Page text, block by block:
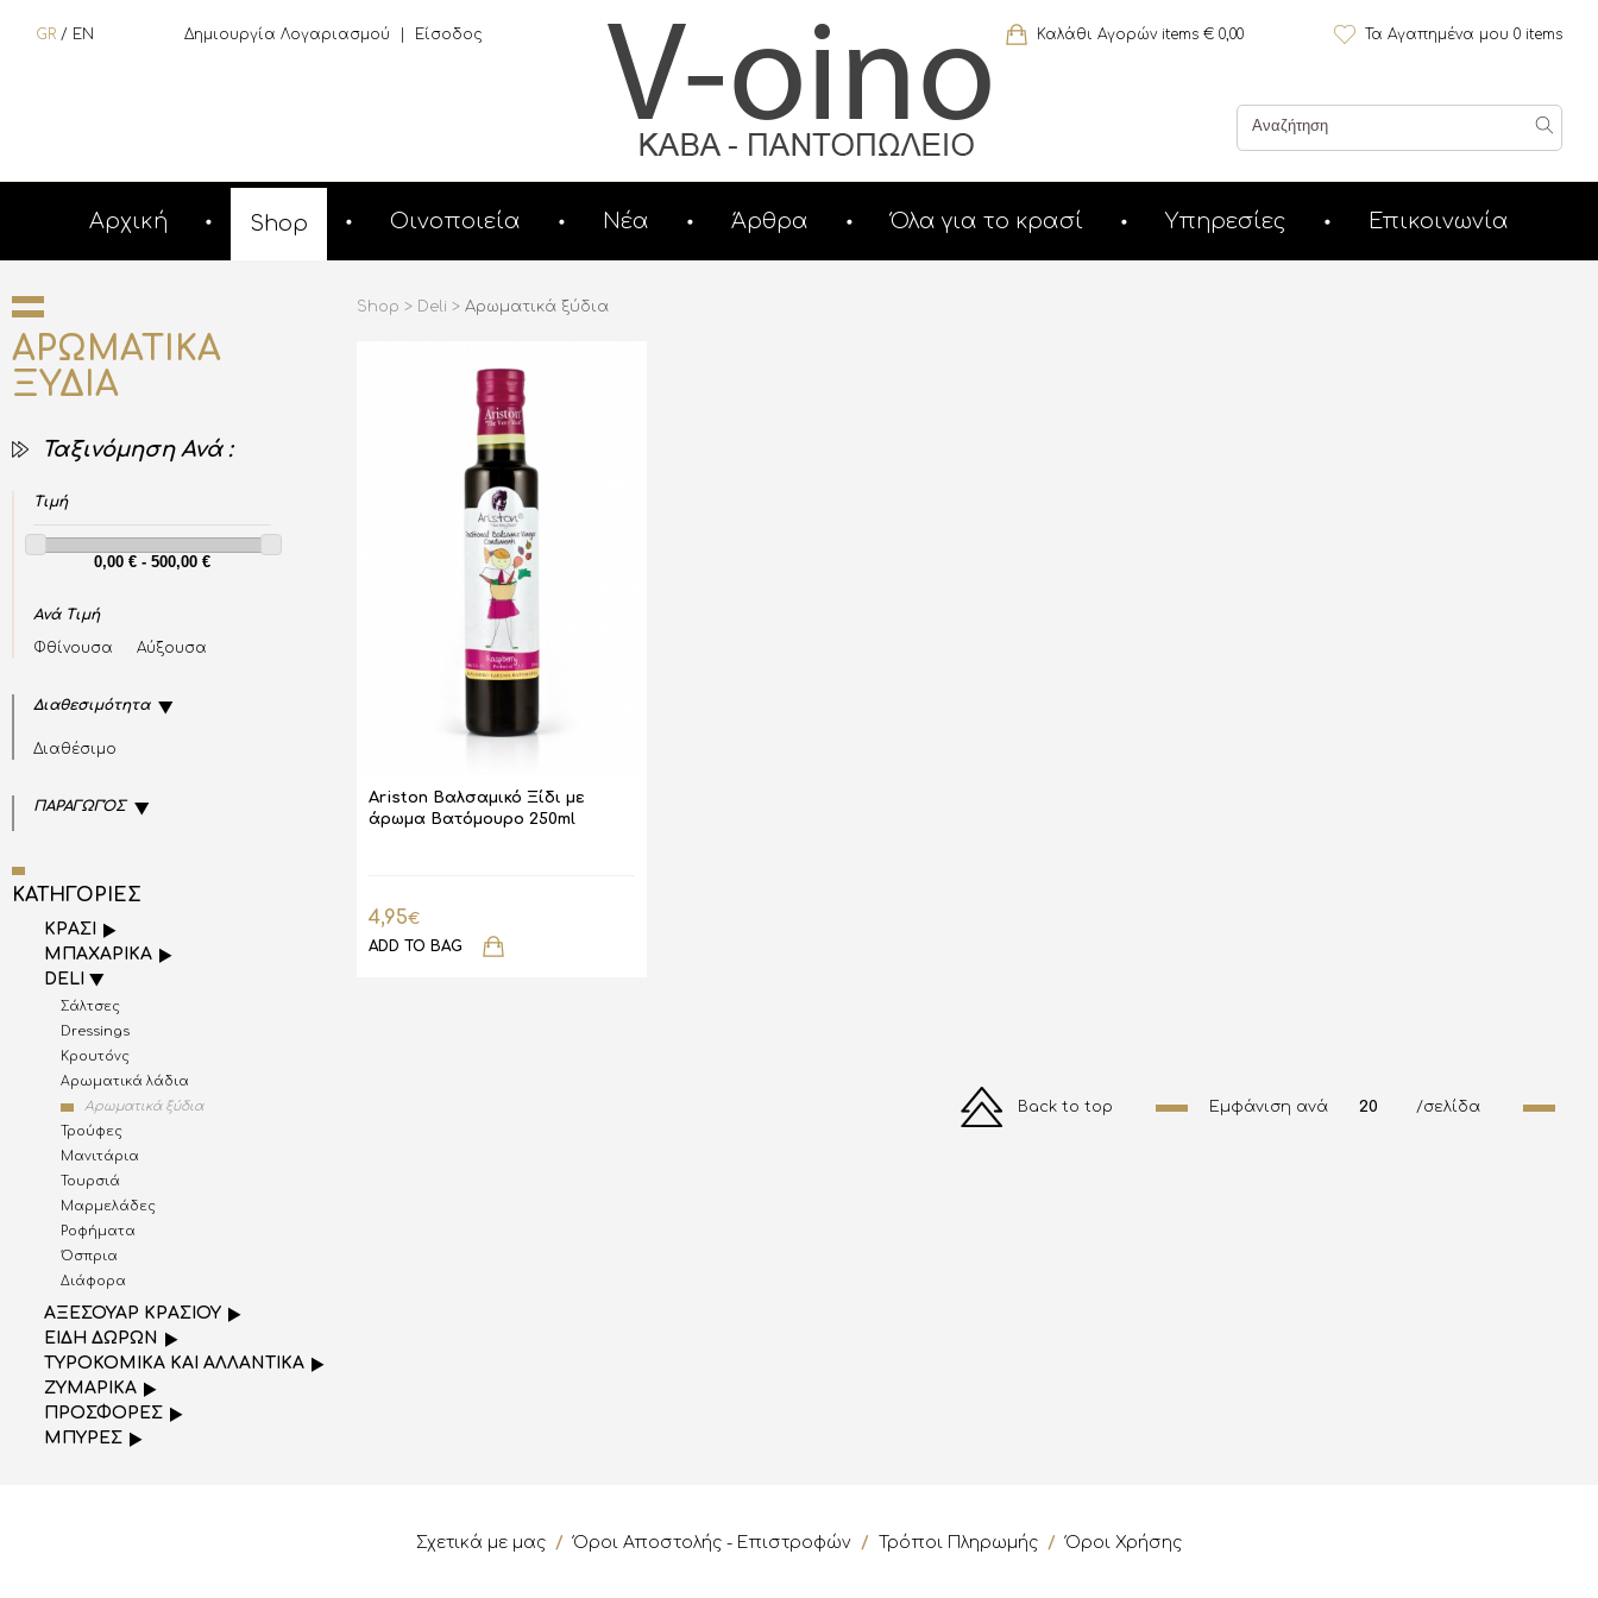
GR / EN Δημιουργία Λογαριασμού Είσοδος Τα Αγαπημένα μου 0 items
Καλάθι Αγορών items € 0,00
Αρχική Shop Οινοποιεία Νέα Άρθρα Όλα για το κρασί Υπηρεσίες Επικοινωνία
ΑΡΩΜΑΤΙΚΑ
ΞΥΔΙΑ
Ταξινόμηση Ανά :
Τιμή
Ανά Τιμή
Φθίνουσα
Αύξουσα
Διαθεσιμότητα
Διαθέσιμο
ΠΑΡΑΓΩΓΌΣ
ΚΑΤΗΓΟΡΙΕΣ
ΚΡΑΣΙ
ΜΠΑΧΑΡΙΚΑ
DELI
Σάλτσες
Dressings
Κρουτόνς
Αρωματικά λάδια
Αρωματικά ξύδια
Τρούφες
Μανιτάρια
Τουρσιά
Μαρμελάδες
Ροφήματα
Όσπρια
Διάφορα
AΞΕΣΟΥΑΡ ΚΡΑΣΙΟΥ
ΕΙΔΗ ΔΩΡΩΝ
ΤΥΡΟΚΟΜΙΚΑ ΚΑΙ ΑΛΛΑΝΤΙΚΑ
ΖΥΜΑΡΙΚΑ
ΠΡΟΣΦΟΡΕΣ
ΜΠΥΡΕΣ
Shop > Deli > Αρωματικά ξύδια
Ariston Βαλσαμικό Ξίδι με
άρωμα Βατόμουρο 250ml
4,95€
ADD TO BAG
Back to top Εμφάνιση ανά 20 /σελίδα
Σχετικά με μας /Όροι Αποστολής - Επιστροφών / Τρόποι Πληρωμής /Όροι Χρήσης